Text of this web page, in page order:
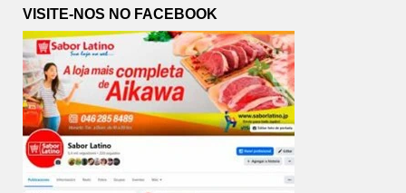
VISITE-NOS NO FACEBOOK